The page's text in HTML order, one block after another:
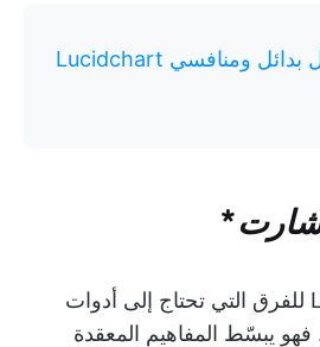
أفضل بدائل ومنافسي Lucidchart
*
تم تصميم Lucidchart للفرق التي تحتاج إلى أدوات
يبسّط المفاهيم المعقدة